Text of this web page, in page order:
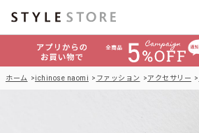
ホーム ichinose naomi ファッション アクセサリー